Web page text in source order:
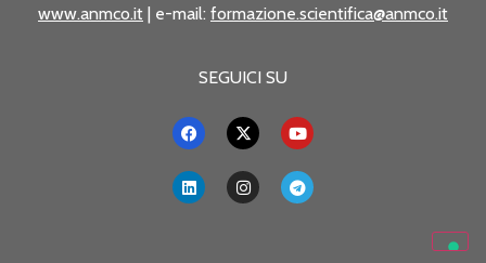
www.anmco.it | e-mail: formazione.scientifica@anmco.it
SEGUICI SU